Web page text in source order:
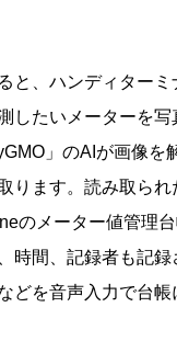
と、ハンディター
したいメーターを写
」のAIが画像を
ります。読み取ら
のメーター値管理台
時間、記録者も記録
どを音声入力で台帳